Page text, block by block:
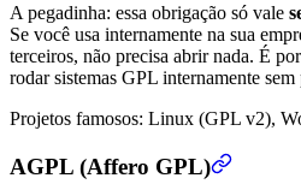
A pegadinha: essa obrigação só vale
Se você usa internamente na sua
terceiros, não precisa abrir nada. É
rodar sistemas GPL internamente sem
Projetos famosos: Linux (GPL v2),
AGPL (Affero GPL)